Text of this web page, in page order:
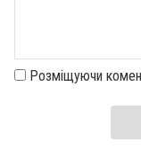
Розміщуючи